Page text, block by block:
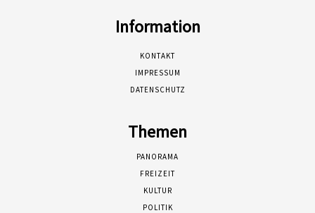
Information
KONTAKT
IMPRESSUM
DATENSCHUTZ
Themen
PANORAMA
FREIZEIT
KULTUR
POLITIK